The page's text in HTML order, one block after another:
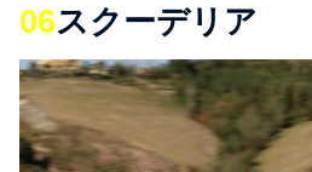
06スクーデリア